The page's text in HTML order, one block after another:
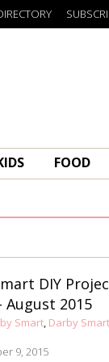
FOOD
DIY
August 2015
Smart, Darby
9, 2015